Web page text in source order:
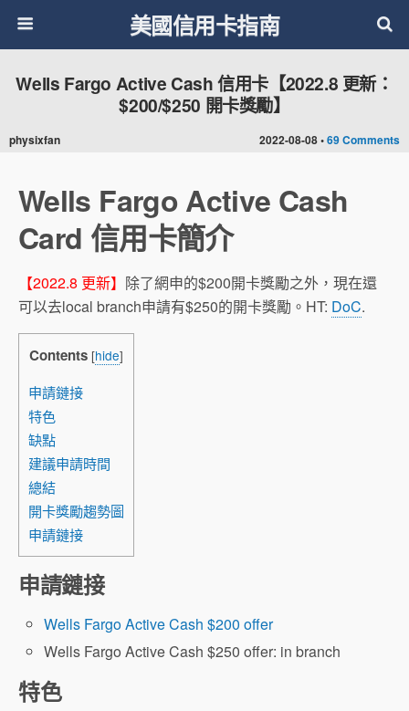
美國信用卡指南
2022-08-08 •69 Comments
Wells Fargo Active Cash 信用卡【2022.8 更新：
$200/$250 開卡獎勵】
physixfan
Wells Fargo Active Cash
Card 信用卡簡介
【2022.8 更新】 除了網申的$200開卡獎勵之外，現在還
可以去local branch申請有$250的開卡獎勵。HT: DoC.
Contents [hide]
申請鏈接
特色
缺點
建議申請時間
總結
開卡獎勵趨勢圖
申請鏈接
申請鏈接
Wells Fargo Active Cash $200 offer
Wells Fargo Active Cash $250 offer: in branch
特色